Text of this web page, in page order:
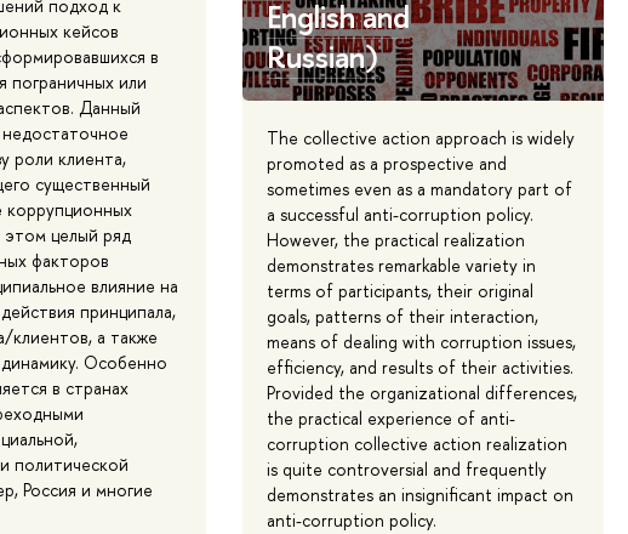
подход к
кейсов
в
пограничных или
Данный
роли клиента,
существенный
коррупционных
целый ряд
факторов
влияние на
принципала,
клиентов, а также
Особенно
в странах
политической
Россия и многие
English and
Russian)
The collective action approach is widely
promoted as a prospective and
sometimes even as a mandatory part of
a successful anti-corruption policy.
However, the practical realization
demonstrates remarkable variety in
terms of participants, their original
goals, patterns of their interaction,
means of dealing with corruption issues,
efficiency, and results of their activities.
Provided the organizational differences,
the practical experience of anti-
corruption collective action realization
is quite controversial and frequently
demonstrates an insignificant impact on
anti-corruption policy.